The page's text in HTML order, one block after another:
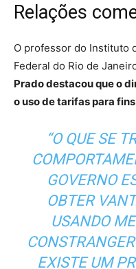
Relações
O professor do Instituto
Federal do Rio de
Prado destacou que o
o uso de tarifas para
“O QUE SE
GOVERNO
OBTER
USANDO
EXISTE UM